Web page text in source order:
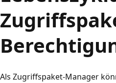
Als Zugriffspaket-Manager